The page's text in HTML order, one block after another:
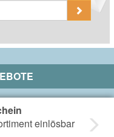
einlösbar